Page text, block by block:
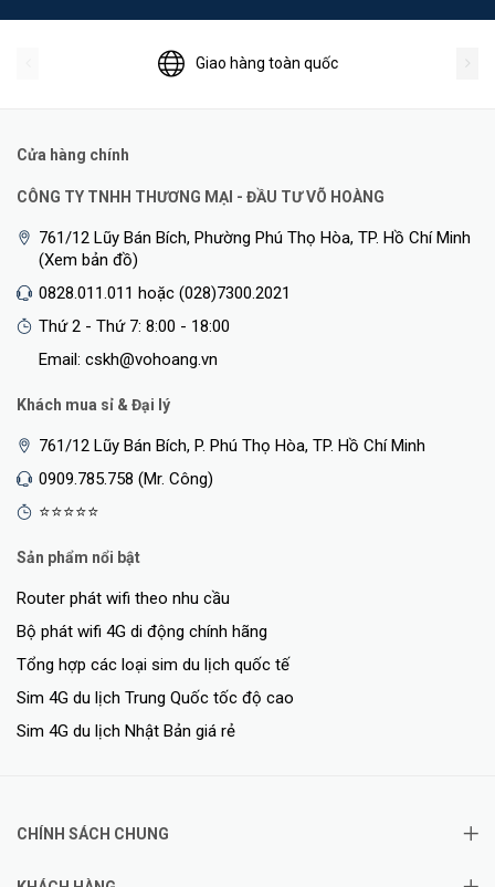
Giao hàng toàn quốc
Cửa hàng chính
CÔNG TY TNHH THƯƠNG MẠI - ĐẦU TƯ VÕ HOÀNG
761/12 Lũy Bán Bích, Phường Phú Thọ Hòa, TP. Hồ Chí Minh
(Xem bản đồ)
0828.011.011 hoặc (028)7300.2021
Thứ 2 - Thứ 7: 8:00 - 18:00
Email: cskh@vohoang.vn
Khách mua sỉ & Đại lý
761/12 Lũy Bán Bích, P. Phú Thọ Hòa, TP. Hồ Chí Minh
0909.785.758 (Mr. Công)
⭐⭐⭐⭐⭐
Sản phẩm nổi bật
Router phát wifi theo nhu cầu
Bộ phát wifi 4G di động chính hãng
Tổng hợp các loại sim du lịch quốc tế
Sim 4G du lịch Trung Quốc tốc độ cao
Sim 4G du lịch Nhật Bản giá rẻ
CHÍNH SÁCH CHUNG